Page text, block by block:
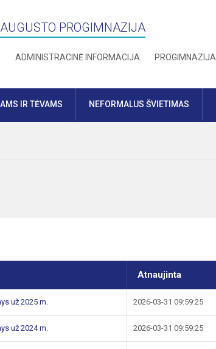
PROGIMNAZIJA
ADMINISTRACINĖ INFORMACIJA PROGIMNAZIJA
IR TĖVAMS NEFORMALUS ŠVIETIMAS
Atnaujinta
už 2025 m. 2026-03-31 09:59:25
už 2024 m. 2026-03-31 09:59:25